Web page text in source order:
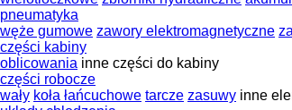
pneumatyka
węże gumowe zawory elektromagnetyczne
części kabiny
oblicowania inne części do kabiny
części robocze
wały koła łańcuchowe tarcze zasuwy inne